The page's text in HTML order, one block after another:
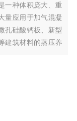
一种体积庞大、重
量应用于加气混凝
孔硅酸钙板、新型
建筑材料的蒸压养